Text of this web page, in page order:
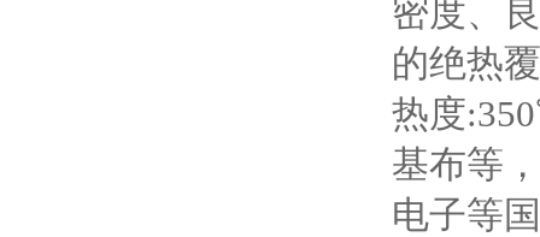
密度、
的绝热
热度
基布等
电子等